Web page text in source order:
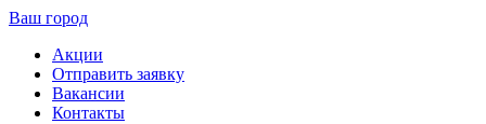
Ваш город
Акции
Отправить заявку
Вакансии
Контакты